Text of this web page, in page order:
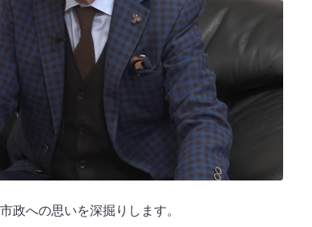
政への思いを深掘りします。